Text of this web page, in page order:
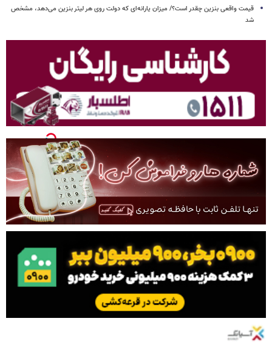
قیمت واقعی بنزین چقدر است؟/ میزان یارانه‌ای که دولت روی هر لیتر بنزین می‌دهد، مشخص
شد